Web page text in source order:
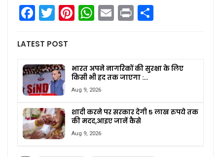
Facebook
Twitter
Pinterest
WhatsApp
Email
Print
LATEST POST
भारत अपने नागरिकों की सुरक्षा के लिए
किसी भी हद तक जाएगा :…
Aug 9, 2026
शादी करने पर सरकार देगी 5 लाख रुपये तक
की मदद,आइए जानें कैसे
Aug 9, 2026